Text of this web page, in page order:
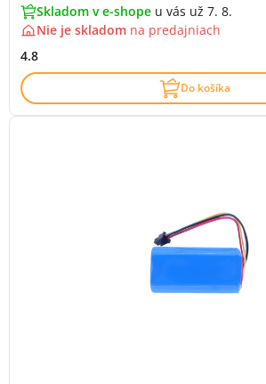
Skladom v e-shope u vás už 7. 8.
Nie je skladom na predajniach
4.8
Do košíka